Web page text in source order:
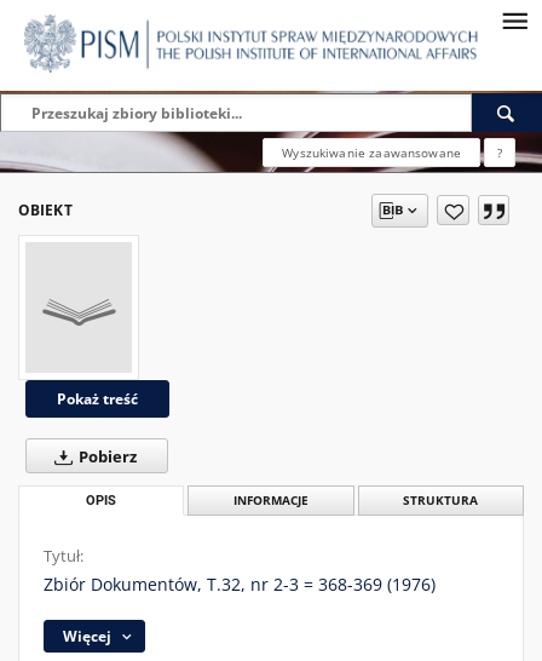
Wyszukiwanie zaawansowane ?
OBIEKT
Pokaż treść
Pobierz
OPIS INFORMACJE STRUKTURA
Tytuł:
Zbiór Dokumentów, T.32, nr 2-3 = 368-369 (1976)
Więcej